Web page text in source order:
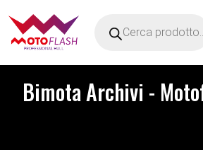
Bimota Archivi -